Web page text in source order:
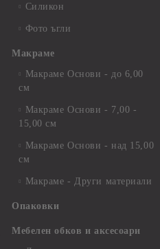
Силикон
Фото ъгли
Макраме
Макраме Основи - до 6,00
см
Макраме Основи - 7,00 -
15,00 см
Макраме Основи - над 15,00
см
Макраме - Други материали
Опаковки
Мебелен обков и аксесоари